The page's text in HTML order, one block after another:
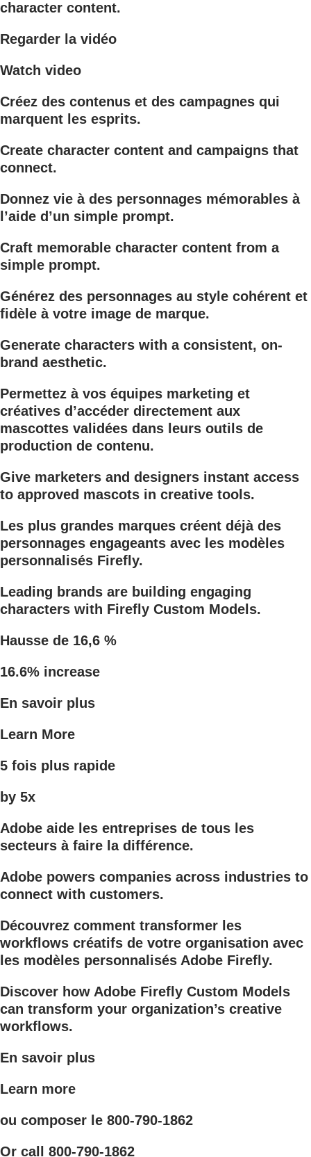
character content.
Regarder la vidéo
Watch video
Créez des contenus et des campagnes qui
marquent les esprits.
Create character content and campaigns that
connect.
Donnez vie à des personnages mémorables à
l’aide d’un simple prompt.
Craft memorable character content from a
simple prompt.
Générez des personnages au style cohérent et
fidèle à votre image de marque.
Generate characters with a consistent, on-
brand aesthetic.
Permettez à vos équipes marketing et
créatives d’accéder directement aux
mascottes validées dans leurs outils de
production de contenu.
Give marketers and designers instant access
to approved mascots in creative tools.
Les plus grandes marques créent déjà des
personnages engageants avec les modèles
personnalisés Firefly.
Leading brands are building engaging
characters with Firefly Custom Models.
Hausse de 16,6 %
16.6% increase
En savoir plus
Learn More
5 fois plus rapide
by 5x
Adobe aide les entreprises de tous les
secteurs à faire la différence.
Adobe powers companies across industries to
connect with customers.
Découvrez comment transformer les
workflows créatifs de votre organisation avec
les modèles personnalisés Adobe Firefly.
Discover how Adobe Firefly Custom Models
can transform your organization’s creative
workflows.
En savoir plus
Learn more
ou composer le 800-790-1862
Or call 800-790-1862